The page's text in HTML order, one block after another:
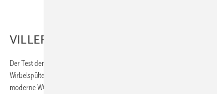
VILLEROY & BOCH
Der Test der SBZ und der Hochschule Esslingen bestätigt:
Wirbelspültechnologien sind etabliert und setzen den Standard für
moderne WCs. Umso erfreulicher ist die starke Performance des ­